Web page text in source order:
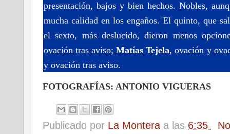
presentación, bajos y bien hechos. Nobles,
mucha calidad en los engaños. El quinto, que
el sexto, más deslucido, dieron menos
ovación tras aviso;Matías Tejela, ovación y
y ovación tras aviso.
FOTOGRAFÍAS: ANTONIO VIGUERAS
Publicado por La Montera a las 6:35